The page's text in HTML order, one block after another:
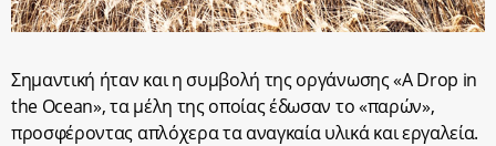
Σημαντική ήταν και η συμβολή της οργάνωσης «A Drop in
the Οcean», τα μέλη της οποίας έδωσαν το «παρών»,
προσφέροντας απλόχερα τα αναγκαία υλικά και εργαλεία.